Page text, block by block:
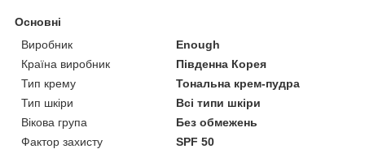
Основні
Виробник
Enough
Країна виробник
Південна Корея
Тип крему
Тональна крем-пудра
Тип шкіри
Всі типи шкіри
Вікова група
Без обмежень
Фактор захисту
SPF 50